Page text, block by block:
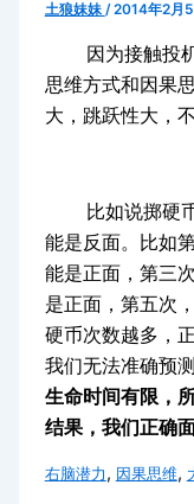
土狼妹妹 /2014年2月5
因为接触投机
思维方式和因果
大，跳跃性大，
比如说掷硬币
能是反面。比如
能是正面，第三
是正面，第五次
硬币次数越多，
我们无法准确预
生命时间有限，
结果，我们正确
右脑潜力 , 因果思维,